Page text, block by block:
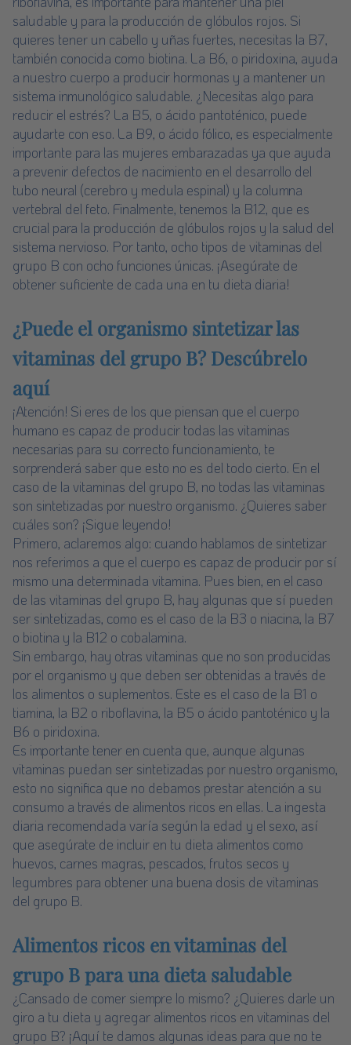
saludable y para la producción de glóbulos rojos. Si
quieres tener un cabello y uñas fuertes, necesitas la B7,
también conocida como biotina. La B6, o piridoxina, ayuda
a nuestro cuerpo a producir hormonas y a mantener un
sistema inmunológico saludable. ¿Necesitas algo para
reducir el estrés? La B5, o ácido pantoténico, puede
ayudarte con eso. La B9, o ácido fólico, es especialmente
importante para las mujeres embarazadas ya que ayuda
a prevenir defectos de nacimiento en el desarrollo del
tubo neural (cerebro y medula espinal) y la columna
vertebral del feto. Finalmente, tenemos la B12, que es
crucial para la producción de glóbulos rojos y la salud del
sistema nervioso. Por tanto, ocho tipos de vitaminas del
grupo B con ocho funciones únicas. ¡Asegúrate de
obtener suficiente de cada una en tu dieta diaria!
¿Puede el organismo sintetizar las
vitaminas del grupo B? Descúbrelo
aquí
¡Atención! Si eres de los que piensan que el cuerpo
humano es capaz de producir todas las vitaminas
necesarias para su correcto funcionamiento, te
sorprenderá saber que esto no es del todo cierto. En el
caso de la vitaminas del grupo B, no todas las vitaminas
son sintetizadas por nuestro organismo. ¿Quieres saber
cuáles son? ¡Sigue leyendo!
Primero, aclaremos algo: cuando hablamos de sintetizar
nos referimos a que el cuerpo es capaz de producir por sí
mismo una determinada vitamina. Pues bien, en el caso
de las vitaminas del grupo B, hay algunas que sí pueden
ser sintetizadas, como es el caso de la B3 o niacina, la B7
o biotina y la B12 o cobalamina.
Sin embargo, hay otras vitaminas que no son producidas
por el organismo y que deben ser obtenidas a través de
los alimentos o suplementos. Este es el caso de la B1 o
tiamina, la B2 o riboflavina, la B5 o ácido pantoténico y la
B6 o piridoxina.
Es importante tener en cuenta que, aunque algunas
vitaminas puedan ser sintetizadas por nuestro organismo,
esto no significa que no debamos prestar atención a su
consumo a través de alimentos ricos en ellas. La ingesta
diaria recomendada varía según la edad y el sexo, así
que asegúrate de incluir en tu dieta alimentos como
huevos, carnes magras, pescados, frutos secos y
legumbres para obtener una buena dosis de vitaminas
del grupo B.
Alimentos ricos en vitaminas del
grupo B para una dieta saludable
¿Cansado de comer siempre lo mismo? ¿Quieres darle un
giro a tu dieta y agregar alimentos ricos en vitaminas del
grupo B? ¡Aquí te damos algunas ideas para que no te